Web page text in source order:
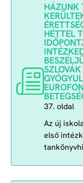
HÁZUNK
HÉTTEL
37. oldal
Az új
első